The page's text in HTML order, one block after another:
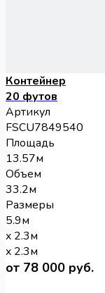
Контейнер
20 футов
Артикул
FSCU7849540
Площадь
13.57м
Объем
33.2м
Размеры
5.9м
x 2.3м
x 2.3м
от 78 000 руб.